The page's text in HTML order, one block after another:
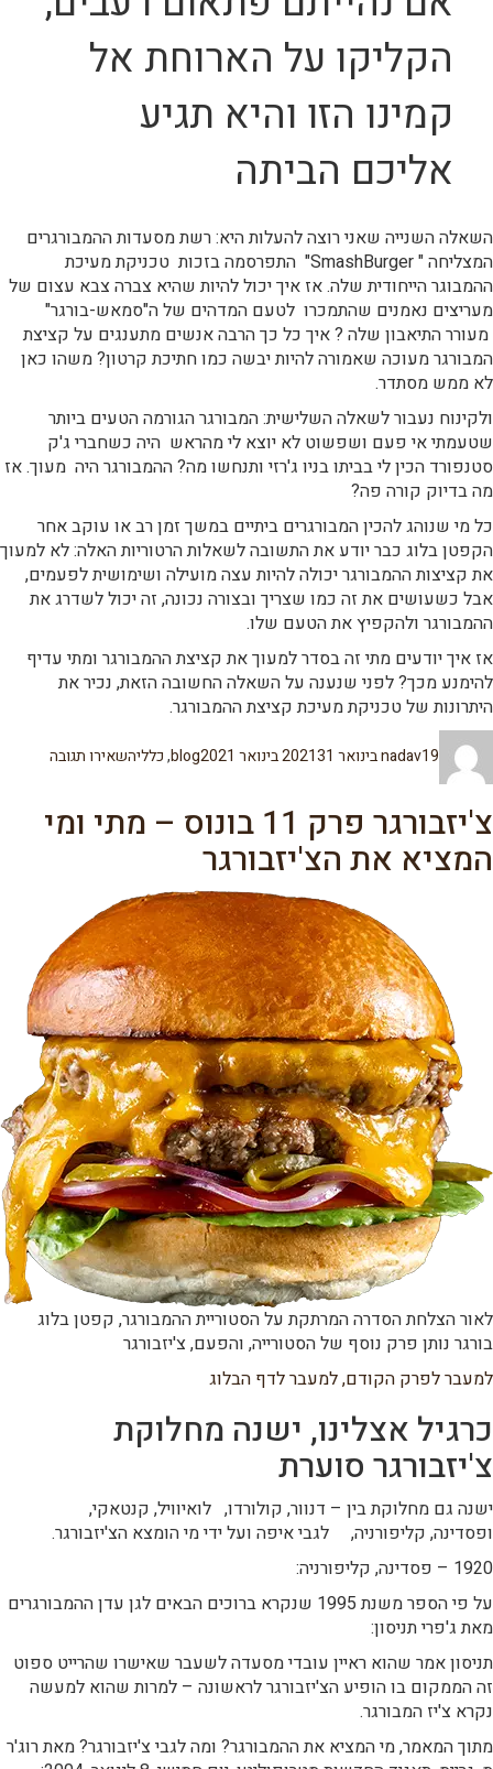
הקליקו על הארוחת אל
קמינו הזו והיא תגיע
אליכם הביתה
השאלה השנייה שאני רוצה להעלות היא: רשת מסעדות ההמבורגרים
המצליחה " SmashBurger" התפרסמה בזכות טכניקת מעיכת
ההמבוגר הייחודית שלה. אז איך יכול להיות שהיא צברה צבא עצום של
מעריצים נאמנים שהתמכרו לטעם המדהים של ה"סמאש-בורגר"
מעורר התיאבון שלה ? איך כל כך הרבה אנשים מתענגים על קציצת
המבורגר מעוכה שאמורה להיות יבשה כמו חתיכת קרטון? משהו כאן
לא ממש מסתדר.
ולקינוח נעבור לשאלה השלישית: המבורגר הגורמה הטעים ביותר
שטעמתי אי פעם ושפשוט לא יוצא לי מהראש היה כשחברי ג'ק
סטנפורד הכין לי בביתו בניו ג'רזי ותנחשו מה? ההמבורגר היה מעוך. אז
מה בדיוק קורה פה?
כל מי שנוהג להכין המבורגרים ביתיים במשך זמן רב או עוקב אחר
הקפטן בלוג כבר יודע את התשובה לשאלות הרטוריות האלה: לא למעוך
את קציצות ההמבורגר יכולה להיות עצה מועילה ושימושית לפעמים,
אבל כשעושים את זה כמו שצריך ובצורה נכונה, זה יכול לשדרג את
ההמבורגר ולהקפיץ את הטעם שלו.
אז איך יודעים מתי זה בסדר למעוך את קציצת ההמבורגר ומתי עדיף
להימנע מכך? לפני שנענה על השאלה החשובה הזאת, נכיר את
היתרונות של טכניקת מעיכת קציצת ההמבורגר.
nadav
בתאריך19 בינואר 2021 31 בינואר 2021 blog
,כלליהשאירו תגובהסמאש
חלקצ'יזבורגר פרק 11 בונוס – מתי ומי
המציא את הצ'יזבורגר
לאור הצלחת הסדרה המרתקת על הסטוריית ההמבורגר, קפטן בלוג
בורגר נותן פרק נוסף של הסטורייה, והפעם, צ'יזבורגר
למעבר לפרק הקודם,למעבר לדף הבלוג
כרגיל אצלינו, ישנה מחלוקת
צ'יזבורגר סוערת
ישנה גם מחלוקת בין – דנוור, קולורדו, לואיוויל, קנטאקי,
ופסדינה, קליפורניה, לגבי איפה ועל ידי מי הומצא הצ'יזבורגר.
1920 – פסדינה, קליפורניה:
על פי הספר משנת 1995 שנקרא ברוכים הבאים לגן עדן ההמבורגרים
מאת ג'פרי תניסון:
תניסון אמר שהוא ראיין עובדי מסעדה לשעבר שאישרו שהרייט ספוט
זה הממקום בו הופיע הצ'יזבורגר לראשונה – למרות שהוא למעשה
נקרא צ'יז המבורגר.
מתוך המאמר, מי המציא את ההמבורגר? ומה לגבי צ'יזבורגר? מאת רוג'ר